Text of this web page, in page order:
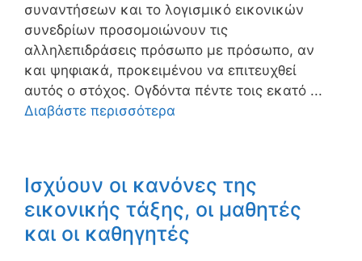
συναντήσεων και το λογισμικό εικονικών
συνεδρίων προσομοιώνουν τις
αλληλεπιδράσεις πρόσωπο με πρόσωπο, αν
και ψηφιακά, προκειμένου να επιτευχθεί
αυτός ο στόχος. Ογδόντα πέντε τοις εκατό ...
Διαβάστε περισσότερα
Ισχύουν οι κανόνες της
εικονικής τάξης, οι μαθητές
και οι καθηγητές